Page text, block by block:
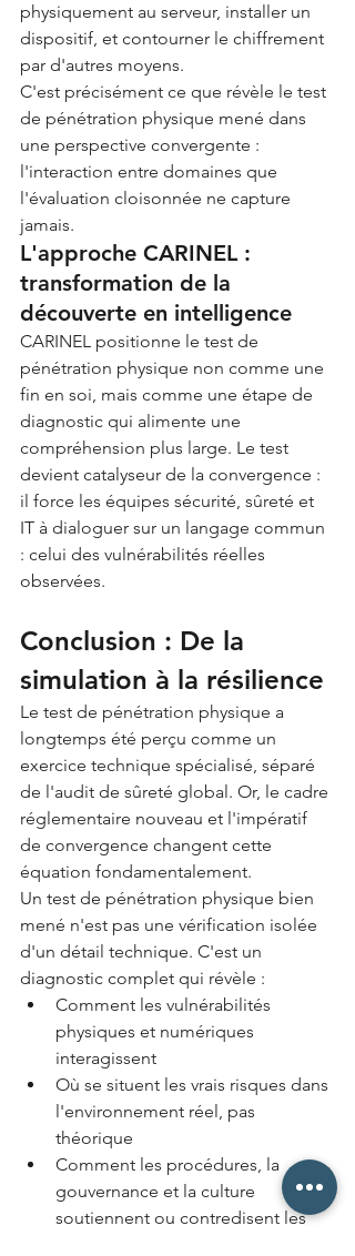
physiquement au serveur, installer un
dispositif, et contourner le chiffrement
par d'autres moyens.
C'est précisément ce que révèle le test
de pénétration physique mené dans
une perspective convergente :
l'interaction entre domaines que
l'évaluation cloisonnée ne capture
jamais.
L'approche CARINEL :
transformation de la
découverte en intelligence
CARINEL positionne le test de
pénétration physique non comme une
fin en soi, mais comme une étape de
diagnostic qui alimente une
compréhension plus large. Le test
devient catalyseur de la convergence :
il force les équipes sécurité, sûreté et
IT à dialoguer sur un langage commun
: celui des vulnérabilités réelles
observées.
Conclusion : De la
simulation à la résilience
Le test de pénétration physique a
longtemps été perçu comme un
exercice technique spécialisé, séparé
de l'audit de sûreté global. Or, le cadre
réglementaire nouveau et l'impératif
de convergence changent cette
équation fondamentalement.
Un test de pénétration physique bien
mené n'est pas une vérification isolée
d'un détail technique. C'est un
diagnostic complet qui révèle :
Comment les vulnérabilités
physiques et numériques
interagissent
Où se situent les vrais risques dans
l'environnement réel, pas
théorique
Comment les procédures, la
gouvernance et la culture
soutiennent ou contredisent les